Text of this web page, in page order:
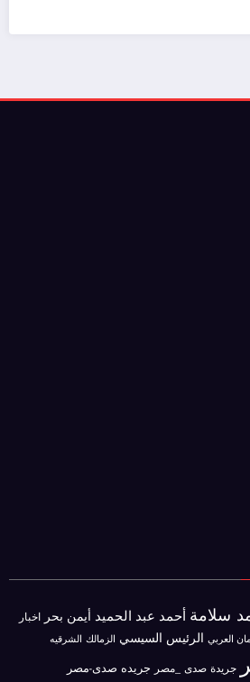
سلامة أحمد عبد الحميد أيمن بحر اخبار
العربي الرئيس السيسي الزمالك الشرقيه
جريدة صدى _مصر جريده صدى-مصر